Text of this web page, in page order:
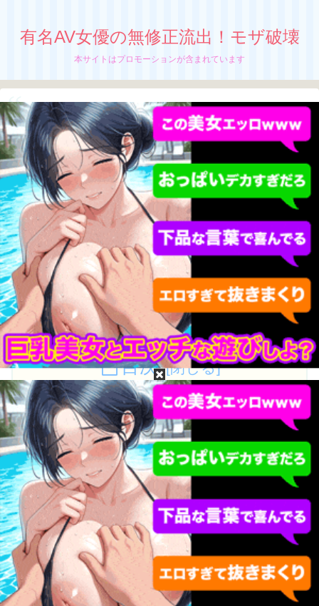
有名AV女優の無修正流出！モザ破壊
本サイトはプロモーションが含まれています
【 新木希空】無修正流出！モザイク破
壊！カラッポになるまで射精し続ける美少
女グラド
ちぬう
超絶カワイイ少女グラドル、
新木希空の無修正動画が流出中か！？
さっちん
「新木希空」の無修正動画の流出が止まんね
ーぜ！
目次
新木希空って誰？新木希空のプロフィール
新木希空の無修正動画・モザイク破壊は無料で流
出してるか？
新木希空の［広告なし・高画質・高精細］無修
正・モザイク破壊流出動画が見たい！